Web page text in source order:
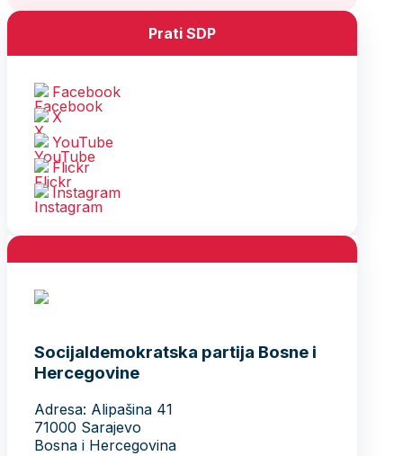
Prati SDP
Facebook
X
YouTube
Flickr
Instagram
Socijaldemokratska partija Bosne i
Hercegovine
Adresa: Alipašina 41
71000 Sarajevo
Bosna i Hercegovina